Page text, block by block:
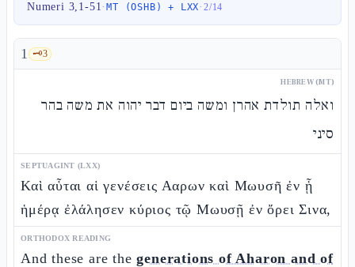
Numeri 3,1-51·MT (OSHB) + LXX·2/14
1 🗝️3
HEBREW (MT)
ואלה תולדת אהרן ומשה ביום דבר יהוה את משה בהר
סיני
SEPTUAGINT (LXX)
Καὶ αὗται αἱ γενέσεις Ααρων καὶ Μωυσῆ ἐν ᾗ
ἡμέρᾳ ἐλάλησεν κύριος τῷ Μωυσῇ ἐν ὄρει Σινα,
ORTHODOX READING
And these are thegenerations of Aharon and of